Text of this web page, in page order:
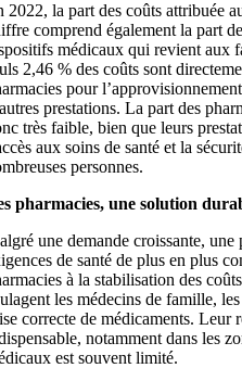
2022, la part des coûts attribuée
comprend également la part
médicaux qui revient aux
2,46 % des coûts sont
pour
prestations. La part des
très faible, bien que leurs
aux soins de santé et la
personnes.
pharmacies, une solution
une demande croissante,
de santé de plus en plus
à la stabilisation des
les médecins de famille,
correcte de médicaments. Leur
notamment dans les
est souvent limité.